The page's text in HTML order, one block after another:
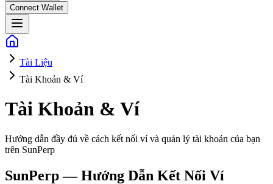
Connect Wallet
Tài Liệu
Tài Khoản & Ví
Tài Khoản & Ví
Hướng dẫn đầy đủ về cách kết nối ví và quản lý tài khoản của bạn
trên SunPerp
SunPerp — Hướng Dẫn Kết Nối Ví